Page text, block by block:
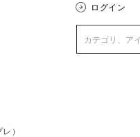
ログイン
レ）